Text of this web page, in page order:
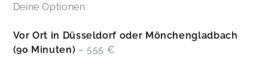
Deine Optionen:
Vor Ort in Düsseldorf oder Mönchengladbach
(90 Minuten) – 555 €